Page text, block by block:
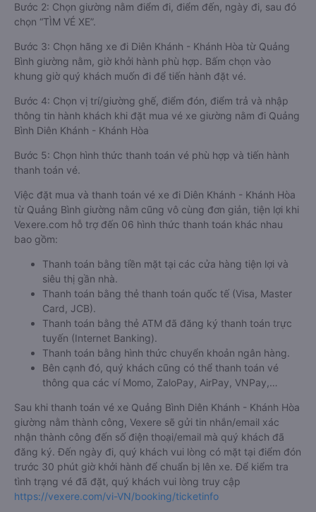
Bước 2: Chọn giường nằm điểm đi, điểm đến, ngày đi, sau đó
chọn “TÌM VÉ XE”.
Bước 3: Chọn hãng xe đi Diên Khánh - Khánh Hòa từ Quảng
Bình giường nằm, giờ khởi hành phù hợp. Bấm chọn vào
khung giờ quý khách muốn đi để tiến hành đặt vé.
Bước 4: Chọn vị trí/giường ghế, điểm đón, điểm trả và nhập
thông tin hành khách khi đặt mua vé xe giường nằm đi Quảng
Bình Diên Khánh - Khánh Hòa
Bước 5: Chọn hình thức thanh toán vé phù hợp và tiến hành
thanh toán vé.
Việc đặt mua và thanh toán vé xe đi Diên Khánh - Khánh Hòa
từ Quảng Bình giường nằm cũng vô cùng đơn giản, tiện lợi khi
Vexere.com hỗ trợ đến 06 hình thức thanh toán khác nhau
bao gồm:
Thanh toán bằng tiền mặt tại các cửa hàng tiện lợi và
siêu thị gần nhà.
Thanh toán bằng thẻ thanh toán quốc tế (Visa, Master
Card, JCB).
Thanh toán bằng thẻ ATM đã đăng ký thanh toán trực
tuyến (Internet Banking).
Thanh toán bằng hình thức chuyển khoản ngân hàng.
Bên cạnh đó, quý khách cũng có thể thanh toán vé
thông qua các ví Momo, ZaloPay, AirPay, VNPay,…
Sau khi thanh toán vé xe Quảng Bình Diên Khánh - Khánh Hòa
giường nằm thành công, Vexere sẽ gửi tin nhắn/email xác
nhận thành công đến số điện thoại/email mà quý khách đã
đăng ký. Đến ngày đi, quý khách vui lòng có mặt tại điểm đón
trước 30 phút giờ khởi hành để chuẩn bị lên xe. Để kiểm tra
tình trạng vé đã đặt, quý khách vui lòng truy cập
https://vexere.com/vi-VN/booking/ticketinfo